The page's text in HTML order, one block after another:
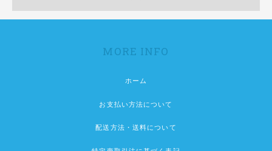
MORE INFO
ホーム
お支払い方法について
配送方法・送料について